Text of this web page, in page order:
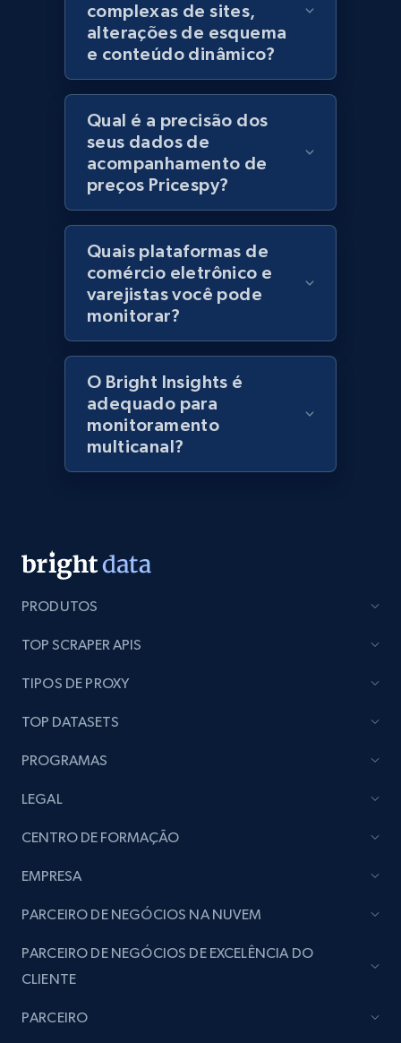
Lowes.com
URL, Domain, Marketplace pn, Sku, Other pn,
Model number, Gtin ean pn, Product name, and
more.
991+ 162+
Lowes.com - Gather data on products using
specified keywords
URL, Domain, Marketplace pn, Sku, Other pn,
Model number, Gtin ean pn, Product name, and
991+ 162+
URL, Title, Rating, Reviews, Initial price, Final
988+
Lazada - Products - Discover products by
keyword
price, Currency, Stock, and more.
complexas de sites,
alterações de esquema
e conteúdo dinâmico?
Qual é a precisão dos
seus dados de
acompanhamento de
preços Pricespy?
Quais plataformas de
comércio eletrônico e
varejistas você pode
monitorar?
O Bright Insights é
adequado para
monitoramento
multicanal?
PRODUTOS
TOP SCRAPER APIS
TIPOS DE PROXY
TOP DATASETS
PROGRAMAS
LEGAL
CENTRO DE FORMAÇÃO
EMPRESA
PARCEIRO DE NEGÓCIOS NA NUVEM
PARCEIRO DE NEGÓCIOS DE EXCELÊNCIA DO
CLIENTE
PARCEIRO